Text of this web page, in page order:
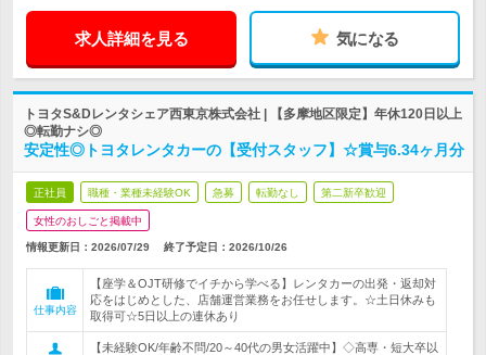
求人詳細を見る 気になる
トヨタS&Dレンタシェア西東京株式会社 | 【多摩地区限定】年休120日以上
◎転勤ナシ◎
安定性◎トヨタレンタカーの【受付スタッフ】☆賞与6.34ヶ月分
正社員 職種・業種未経験OK 急募 転勤なし 第二新卒歓迎
女性のおしごと掲載中
情報更新日：2026/07/29 終了予定日： 2026/10/26
仕事内容
【座学＆OJT研修でイチから学べる】レンタカーの出発・返却対
応をはじめとした、店舗運営業務をお任せします。☆土日休みも
取得可☆5日以上の連休あり
【未経験OK/年齢不問/20～40代の男女活躍中】◇高専・短大卒以